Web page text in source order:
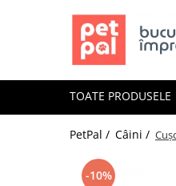
Toate Produsele
Câine Junior
TOATE PRODUSELE
PetPal / Câini /
-10%